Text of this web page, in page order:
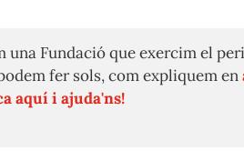
una Fundació que exercim el
fer sols, com expliquem en
aquí i ajuda'ns!